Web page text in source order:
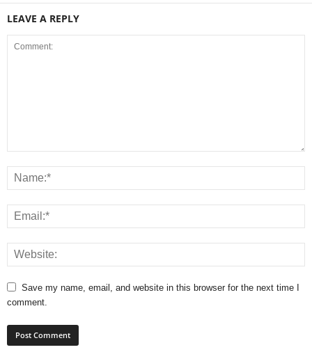
LEAVE A REPLY
Save my name, email, and website in this browser for the next time I
comment.